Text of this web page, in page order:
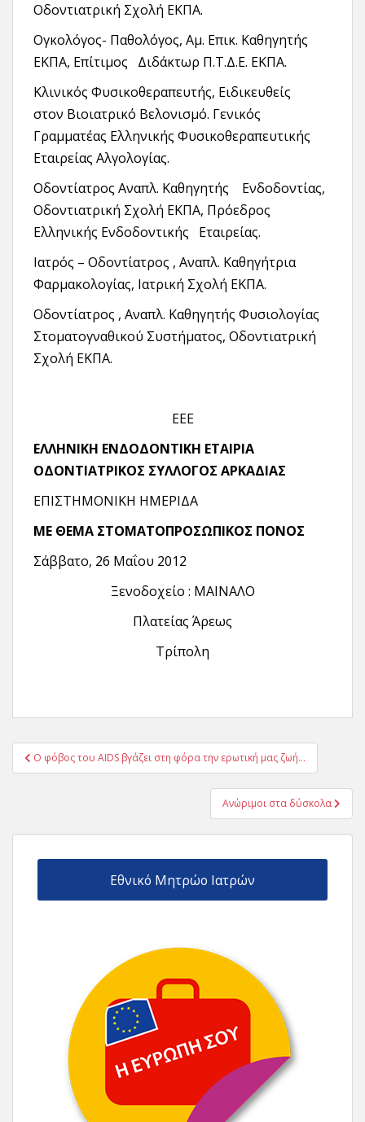
Οδοντιατρική Σχολή ΕΚΠΑ.
Ογκολόγος- Παθολόγος, Αμ. Επικ. Καθηγητής
ΕΚΠΑ, Επίτιμος Διδάκτωρ Π.Τ.Δ.Ε. ΕΚΠΑ.
Κλινικός Φυσικοθεραπευτής, Ειδικευθείς
στον Βιοιατρικό Βελονισμό. Γενικός
Γραμματέας Ελληνικής Φυσικοθεραπευτικής
Εταιρείας Αλγολογίας.
Οδοντίατρος Αναπλ. Καθηγητής Ενδοδοντίας,
Οδοντιατρική Σχολή ΕΚΠΑ, Πρόεδρος
Ελληνικής Ενδοδοντικής Εταιρείας.
Ιατρός – Οδοντίατρος , Αναπλ. Καθηγήτρια
Φαρμακολογίας, Ιατρική Σχολή ΕΚΠΑ.
Οδοντίατρος , Αναπλ. Καθηγητής Φυσιολογίας
Στοματογναθικού Συστήματος, Οδοντιατρική
Σχολή ΕΚΠΑ.
ΕΕΕ
ΕΛΛΗΝΙΚΗ ΕΝΔΟΔΟΝΤΙΚΗ ΕΤΑΙΡΙΑ
ΟΔΟΝΤΙΑΤΡΙΚΟΣ ΣΥΛΛΟΓΟΣ ΑΡΚΑΔΙΑΣ
ΕΠΙΣΤΗΜΟΝΙΚΗ ΗΜΕΡΙΔΑ
ΜΕ ΘΕΜΑ ΣΤΟΜΑΤΟΠΡΟΣΩΠΙΚΟΣ ΠΟΝΟΣ
Σάββατο, 26 Μαΐου 2012
Ξενοδοχείο : ΜΑΙΝΑΛΟ
Πλατείας Άρεως
Τρίπολη
Πλοήγηση
άρθρων
Ο φόβος του AIDS βγάζει στη φόρα την ερωτική μας ζωή…
Ανώριμοι στα δύσκολα
Εθνικό Μητρώο Ιατρών